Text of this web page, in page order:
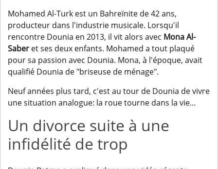
Mohamed Al-Turk est un Bahreïnite de 42 ans,
producteur dans l'industrie musicale. Lorsqu'il
rencontre Dounia en 2013, il vit alors avec Mona Al-
Saber et ses deux enfants. Mohamed a tout plaqué
pour sa passion avec Dounia. Mona, à l'époque, avait
qualifié Dounia de "briseuse de ménage".
Neuf années plus tard, c'est au tour de Dounia de vivre
une situation analogue: la roue tourne dans la vie...
Un divorce suite à une
infidélité de trop